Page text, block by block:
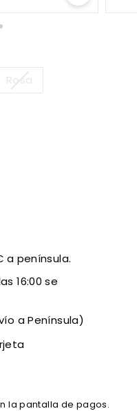
Rosa
a península.
16:00 se
a Península)
la pantalla de pagos.